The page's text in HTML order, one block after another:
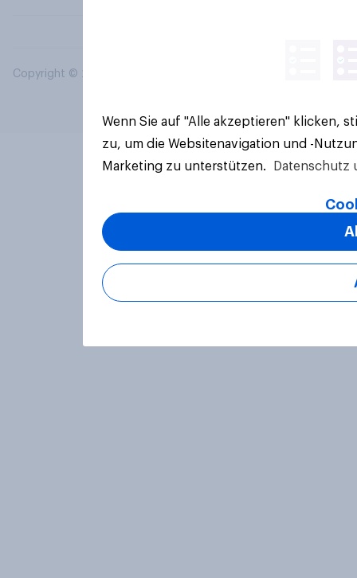
Copyright © 2026 YouGov PLC. Alle Rechte vorbehalten.
Wenn Sie auf "Alle akzeptieren" klicken,
zu, um die Websitenavigation und -
Marketing zu unterstützen.
Datenschutz